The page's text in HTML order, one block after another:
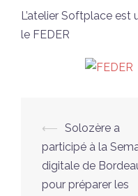
L’atelier Softplace
le FEDER
Navigation
d’article
⟵ Solozère a
participé à la
digitale de
pour préparer les